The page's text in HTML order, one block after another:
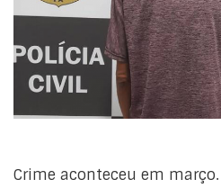
Crime aconteceu em